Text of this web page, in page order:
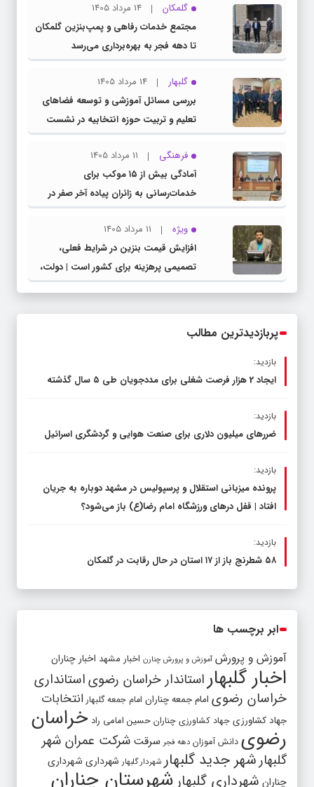
گلمکان
14 مرداد 1405
مجتمع خدمات رفاهی و پمپ‌بنزین گلمکان
تا دهه فجر به بهره‌برداری می‌رسد
گلبهار
14 مرداد 1405
بررسی مسائل آموزشی و توسعه فضاهای
تعلیم و تربیت حوزه انتخابیه در نشست
مشترک عضو کمیسیون آموزش مجلس با
مدیرکل آموزش و پرورش خراسان رضوی
فرهنگی
11 مرداد 1405
آمادگی بیش از ۱۵ موکب برای
خدمات‌رسانی به زائران پیاده آخر صفر در
شهرستان چناران
ویژه
11 مرداد 1405
افزایش قیمت بنزین در شرایط فعلی،
تصمیمی پرهزینه برای کشور است | دولت،
قاچاق سوخت و عوامل اصلی ناترازی را
پربازدیدترین مطالب
بازدید:
ایجاد 2 هزار فرصت شغلی برای مددجویان طی ۵ سال گذشته
بازدید:
ضررهای میلیون دلاری برای صنعت هوایی و گردشگری اسرائیل
بازدید:
پرونده میزبانی استقلال و پرسپولیس در مشهد دوباره به جریان
افتاد | قفل در‌های ورزشگاه امام رضا(ع) باز می‌شود؟
بازدید:
۵۸ شطرنج‌ باز از ۱۷ استان در حال رقابت در گلمکان
ابر برچسب ها
آموزش و پرورش آموزش و پرورش چنارن اخبار مشهد اخبار چناران
اخبار گلبهار استاندار خراسان رضویاستانداری
خراسان رضوی امام جمعه چناران امام جمعه گلبهار انتخابات
جهاد کشاورزی جهاد کشاورزی چناران حسین امامی راد خراسان
رضوی دانش آموزان دهه فجر سرقت شرکت عمران شهر
گلبهارشهر جدید گلبهار شهردار گلبهار شهرداری شهرداری
چناران شهرداری گلبهار شهرستان چناران